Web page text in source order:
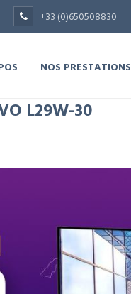
+33 (0)650508830
NOS PRESTATIONS
L29W-30